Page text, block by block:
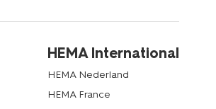
HEMA International
HEMA Nederland
HEMA France